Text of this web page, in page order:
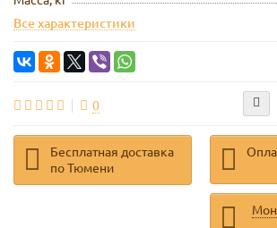
Все характеристики
0
Бесплатная доставка
по Тюмени